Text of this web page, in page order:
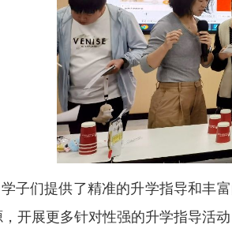
子们提供了精准的升学指导和丰
开展更多针对性强的升学指导活